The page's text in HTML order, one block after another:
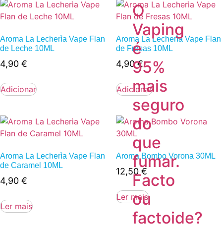
O
Vaping
é
95%
mais
seguro
do
que
fumar.
Facto
ou
factoide?
Aroma La Lecherìa Vape Flan
de Leche 10ML
4,90 €
Adicionar
Aroma La Lecherìa Vape Flan
de Fresas 10ML
4,90€
Adicionar
Aroma La Lecherìa Vape Flan
de Caramel 10ML
4,90 €
Ler mais
Aroma Bombo Vorona 30ML
12,50 €
Ler mais